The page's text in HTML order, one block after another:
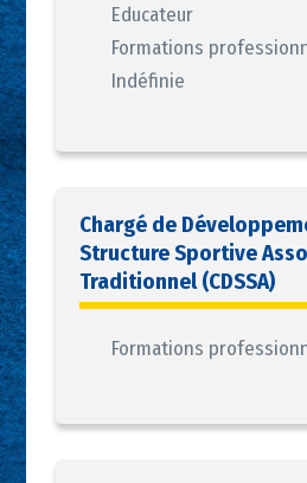
Educateur
Formations
Indéfinie
Chargé de
Structure Sportive
Traditionnel (CDSSA)
Formations